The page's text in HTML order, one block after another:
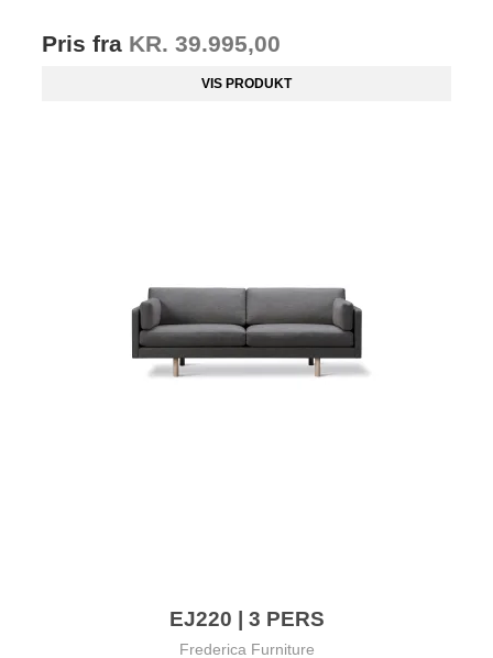
Pris fra KR. 39.995,00
VIS PRODUKT
EJ220 | 3 PERS
Frederica Furniture